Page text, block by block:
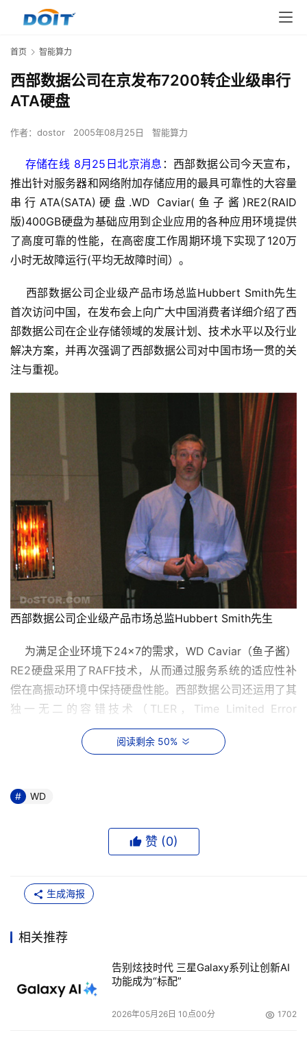
首页 智能算力
西部数据公司在京发布7200转企业级串行
ATA硬盘
作者： dostor 2005年08月25日 智能算力
存储在线 8月25日北京消息 ：西部数据公司今天宣布，
推出针对服务器和网络附加存储应用的最具可靠性的大容量
串行ATA(SATA)硬盘.WD Caviar(鱼子酱)RE2(RAID
版)400GB硬盘为基础应用到企业应用的各种应用环境提供
了高度可靠的性能，在高密度工作周期环境下实现了120万
小时无故障运行(平均无故障时间）。
西部数据公司企业级产品市场总监Hubbert Smith先生
首次访问中国，在发布会上向广大中国消费者详细介绍了西
部数据公司在企业存储领域的发展计划、技术水平以及行业
解决方案，并再次强调了西部数据公司对中国市场一贯的关
注与重视。
西部数据公司企业级产品市场总监Hubbert Smith先生
为满足企业环境下24×7的需求，WD Caviar（鱼子酱）
RE2硬盘采用了RAFF技术，从而通过服务系统的适应性补
偿在高振动环境中保持硬盘性能。西部数据公司还运用了其
独一无二的容错技术（TLER，Time Limited Error
Recovery），以解决ATA硬盘和RAID适配卡各自的错误恢
复功能之间的冲突问题，从而最大程度地展现出WD Caviar
（NCQ，Native Command Queuing）技术，并拥有
企业级硬盘一样，WD Caviar（鱼子酱）RE2享受5年质保
“企业基础设施正在加速向串行接口转换，这要归功于
西部数据电脑配件部副总裁兼总经理Richard E.Rutledge表
新一代WD Caviar（鱼子酱）RE2 400GB硬盘体现了我们
以大容量、高可靠性、出色性能和先进特性的产品，不断满
足企业级用户需求的强劲实力。”
阅读剩余 50%
WD
赞 (0)
生成海报
相关推荐
告别炫技时代 三星Galaxy系列让创新AI
功能成为“标配”
2026年05月26日 10点00分 1702